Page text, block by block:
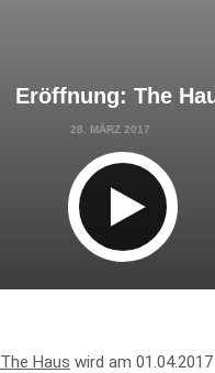
Eröffnung: The
28. MÄRZ 2017
The Haus wird am